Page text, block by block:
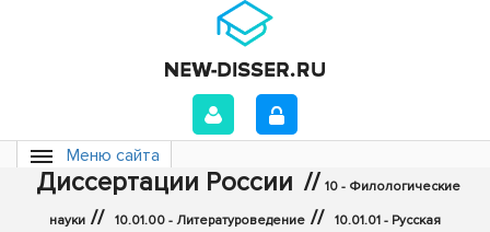
Меню сайта
Диссертации России // 10 - Филологические
науки // 10.01.00 - Литературоведение // 10.01.01 - Русская